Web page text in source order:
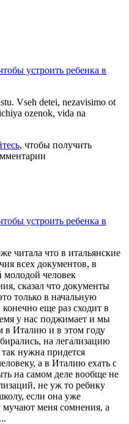
устроить ребенка в
Vseh detei, nezavisimo ot
ozenok, vida na
, чтобы получить
устроить ребенка в
читала что в итальянские
всех документов, в
молодой человек
сказал что документы
только в начальную
еще раз сходит в
у нас поджимает и мы
в Италию и в этом году
на легализацию
нужна придется
а в Италию ехать с
на самом деле вообще не
не уж то ребнку
если она уже
меня сомнения, а